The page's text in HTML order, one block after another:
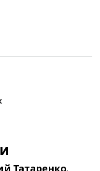
Татаренко.